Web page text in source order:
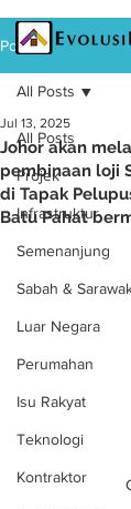
Post
All Posts
Projek
Infrastruktur
Semenanjung
Sabah &
Luar Negara
Perumahan
Isu Rakyat
Teknologi
Kontraktor
All Posts
Johor akan
pembinaan loji
di Tapak
Batu Pahat
Jul 13, 2025